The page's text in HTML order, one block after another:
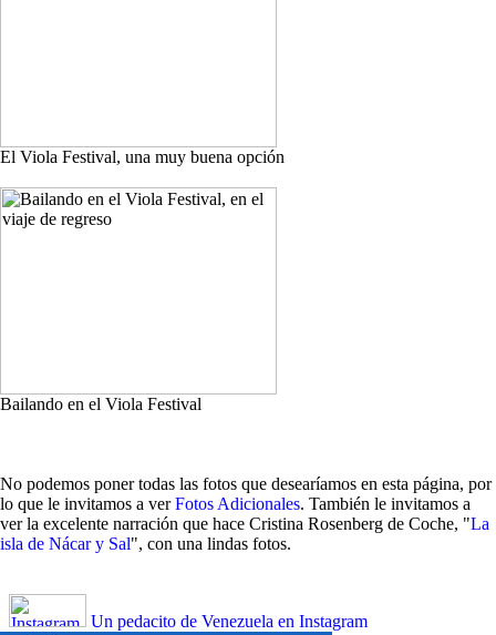
El Viola Festival, una muy buena opción
Bailando en el Viola Festival
No podemos poner todas las fotos que desearíamos en esta página, por
lo que le invitamos a verFotos Adicionales. También le invitamos a
ver la excelente narración que hace Cristina Rosenberg de Coche, "La
isla de Nácar y Sal", con una lindas fotos.
Un pedacito de Venezuela en Instagram